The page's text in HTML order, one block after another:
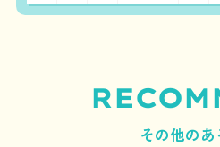
その他のあ